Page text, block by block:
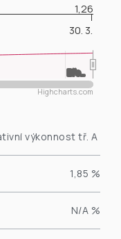
30. 3.
Bře…
Bře…
1,26
Highcharts.com
výkonnost tř. A
1,85 %
N/A %